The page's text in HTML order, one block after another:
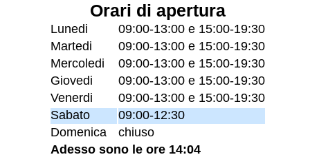
Orari di apertura
Lunedi
09:00-13:00 e 15:00-19:30
Martedi
09:00-13:00 e 15:00-19:30
Mercoledi
09:00-13:00 e 15:00-19:30
Giovedi
09:00-13:00 e 15:00-19:30
Venerdi
09:00-13:00 e 15:00-19:30
Sabato
09:00-12:30
Domenica
chiuso
Adesso sono le ore 14:04